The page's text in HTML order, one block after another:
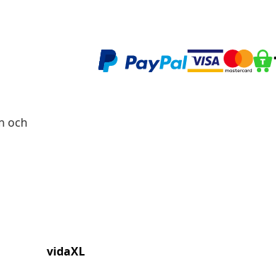
och
vidaXL